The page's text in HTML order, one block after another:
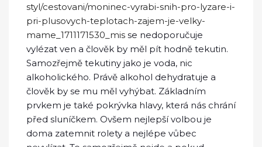
styl/cestovani/moninec-vyrabi-snih-pro-lyzare-i-
pri-plusovych-teplotach-zajem-je-velky-
mame_1711171530_mis se nedoporučuje
vylézat ven a člověk by měl pít hodně tekutin.
Samozřejmě tekutiny jako je voda, nic
alkoholického. Právě alkohol dehydratuje a
člověk by se mu měl vyhýbat. Základním
prvkem je také pokrývka hlavy, která nás chrání
před sluníčkem. Ovšem nejlepší volbou je
doma zatemnit rolety a nejlépe vůbec